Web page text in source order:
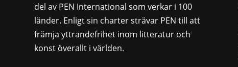
del av PEN International som verkar i 100
länder. Enligt sin charter strävar PEN till att
främja yttrandefrihet inom litteratur och
konst överallt i världen.